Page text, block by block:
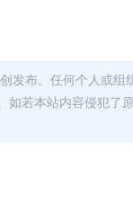
发布。任何个人或
若本站内容侵犯了